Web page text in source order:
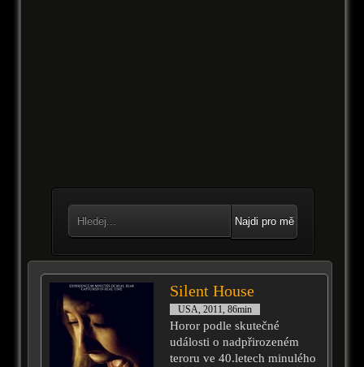
Najdi pro mě
Silent House
USA, 2011, 86min
Horor podle skutečné
události o nadpřirozeném
teroru ve 40.letech minulého